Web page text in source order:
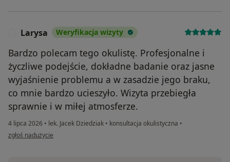
Larysa Weryfikacja wizyty
Bardzo polecam tego okulistę. Profesjonalne i
życzliwe podejście, dokładne badanie oraz jasne
wyjaśnienie problemu a w zasadzie jego braku,
co mnie bardzo ucieszyło. Wizyta przebiegła
sprawnie i w miłej atmosferze.
4 lipca 2026 • lek. Jacek Dziedziak • konsultacja okulistyczna •
w opinii użytkownika Larysa
zgłoś nadużycie